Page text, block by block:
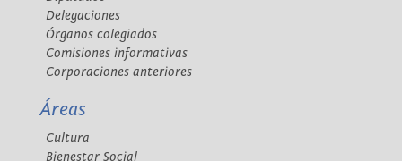
Delegaciones
Órganos colegiados
Comisiones informativas
Corporaciones anteriores
Áreas
Cultura
Bienestar Social